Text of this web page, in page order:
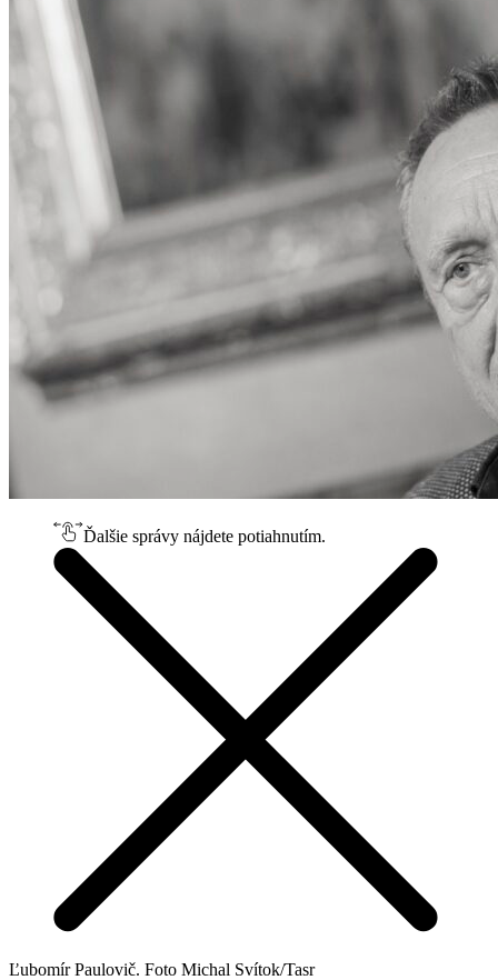
Ďalšie správy nájdete potiahnutím.
Ľubomír Paulovič. Foto Michal Svítok/Tasr